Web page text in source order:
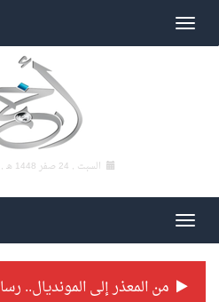
السبت , 24 صفر 1448 هـ ,